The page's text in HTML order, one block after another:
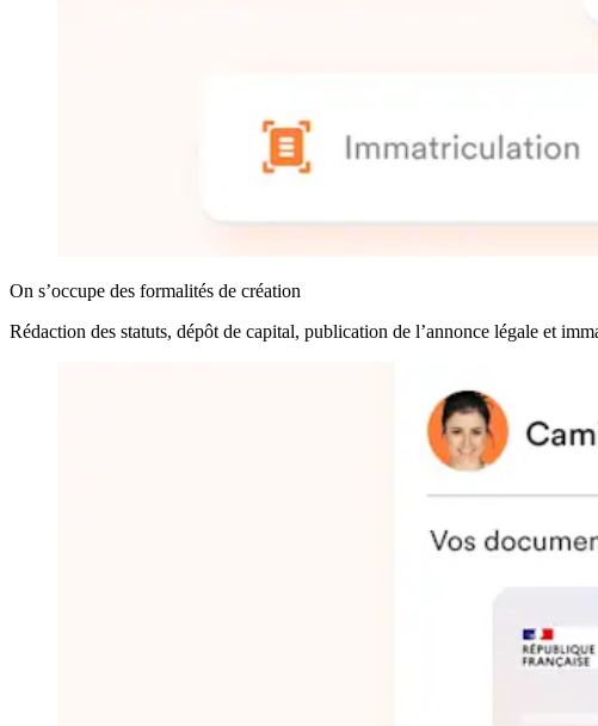
On s’occupe des formalités de création
Rédaction des statuts, dépôt de capital, publication de l’annonce légale et